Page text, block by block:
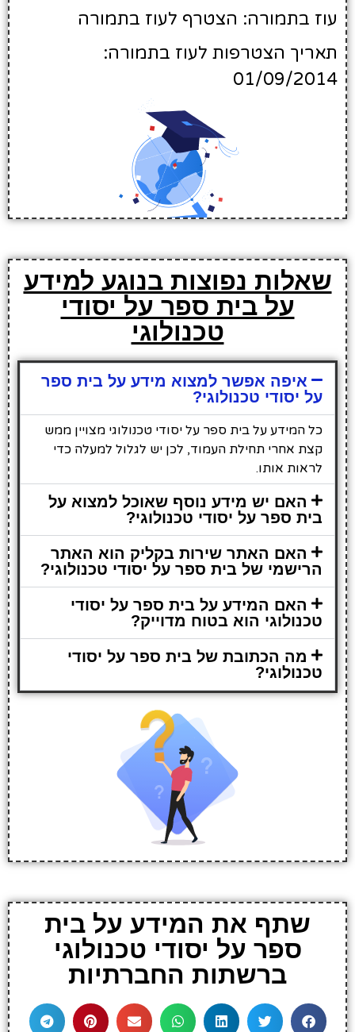
עוז בתמורה: הצטרף לעוז בתמורה
תאריך הצטרפות לעוז בתמורה:
01/09/2014
שאלות נפוצות בנוגע למידע
על בית ספר על יסודי
טכנולוגי
איפה אפשר למצוא מידע על בית ספר
על יסודי טכנולוגי?
כל המידע על בית ספר על יסודי טכנולוגי מצויין ממש
קצת אחרי תחילת העמוד, לכן יש לגלול למעלה כדי
לראות אותו.
האם יש מידע נוסף שאוכל למצוא על
בית ספר על יסודי טכנולוגי?
האם האתר שירות בקליק הוא האתר
הרישמי של בית ספר על יסודי טכנולוגי?
האם המידע על בית ספר על יסודי
טכנולוגי הוא בטוח מדוייק?
מה הכתובת של בית ספר על יסודי
טכנולוגי?
שתף את המידע על בית
ספר על יסודי טכנולוגי
ברשתות החברתיות